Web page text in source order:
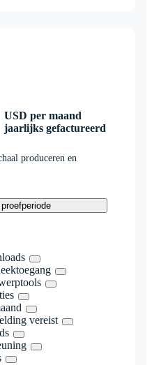
USD per maand
jaarlijks gefactureerd
produceren en
vereist